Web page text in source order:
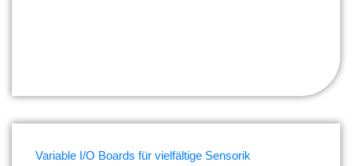
Variable I/O Boards für vielfältige Sensorik